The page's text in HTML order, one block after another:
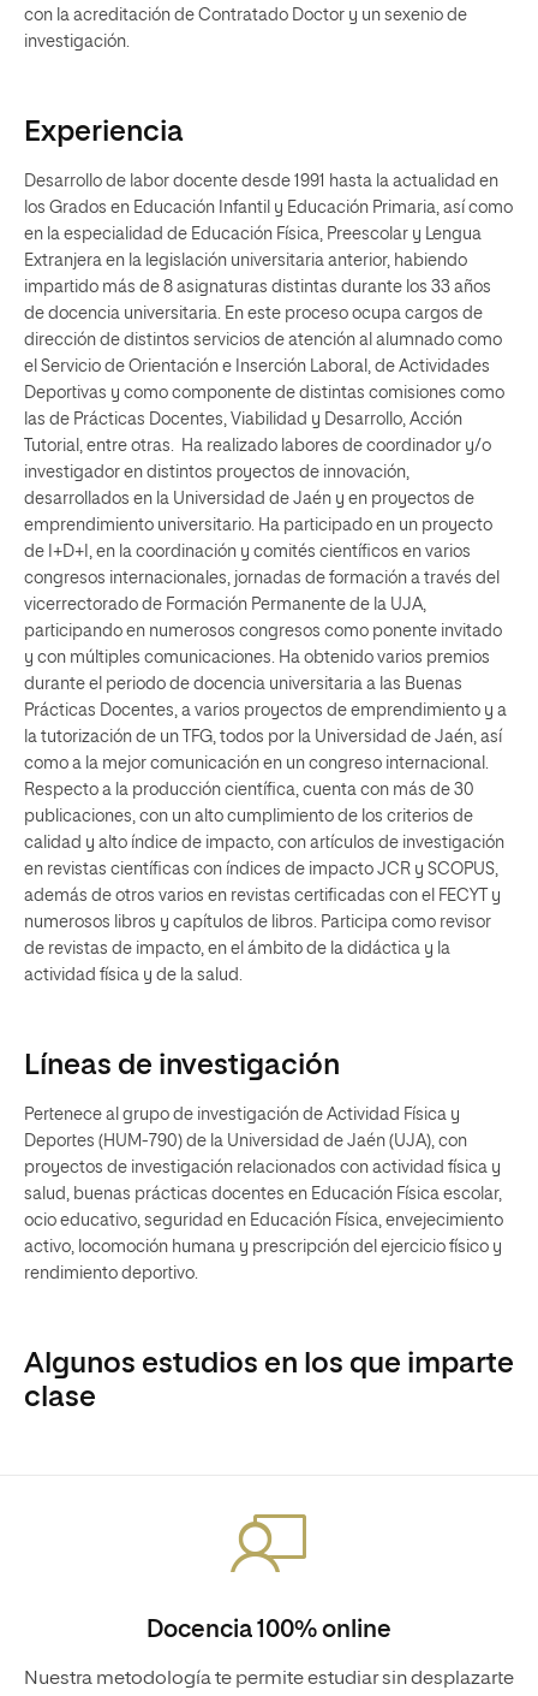
con la acreditación de Contratado Doctor y un sexenio de
investigación.
Experiencia
Desarrollo de labor docente desde 1991 hasta la actualidad en
los Grados en Educación Infantil y Educación Primaria, así como
en la especialidad de Educación Física, Preescolar y Lengua
Extranjera en la legislación universitaria anterior, habiendo
impartido más de 8 asignaturas distintas durante los 33 años
de docencia universitaria. En este proceso ocupa cargos de
dirección de distintos servicios de atención al alumnado como
el Servicio de Orientación e Inserción Laboral, de Actividades
Deportivas y como componente de distintas comisiones como
las de Prácticas Docentes, Viabilidad y Desarrollo, Acción
Tutorial, entre otras. Ha realizado labores de coordinador y/o
investigador en distintos proyectos de innovación,
desarrollados en la Universidad de Jaén y en proyectos de
emprendimiento universitario. Ha participado en un proyecto
de I+D+I, en la coordinación y comités científicos en varios
congresos internacionales, jornadas de formación a través del
vicerrectorado de Formación Permanente de la UJA,
participando en numerosos congresos como ponente invitado
y con múltiples comunicaciones. Ha obtenido varios premios
durante el periodo de docencia universitaria a las Buenas
Prácticas Docentes, a varios proyectos de emprendimiento y a
la tutorización de un TFG, todos por la Universidad de Jaén, así
como a la mejor comunicación en un congreso internacional.
Respecto a la producción científica, cuenta con más de 30
publicaciones, con un alto cumplimiento de los criterios de
calidad y alto índice de impacto, con artículos de investigación
en revistas científicas con índices de impacto JCR y SCOPUS,
además de otros varios en revistas certificadas con el FECYT y
numerosos libros y capítulos de libros. Participa como revisor
de revistas de impacto, en el ámbito de la didáctica y la
actividad física y de la salud.
Líneas de investigación
Pertenece al grupo de investigación de Actividad Física y
Deportes (HUM-790) de la Universidad de Jaén (UJA), con
proyectos de investigación relacionados con actividad física y
salud, buenas prácticas docentes en Educación Física escolar,
ocio educativo, seguridad en Educación Física, envejecimiento
activo, locomoción humana y prescripción del ejercicio físico y
rendimiento deportivo.
Algunos estudios en los que imparte
clase
Docencia 100% online
Nuestra metodología te permite estudiar sin desplazarte